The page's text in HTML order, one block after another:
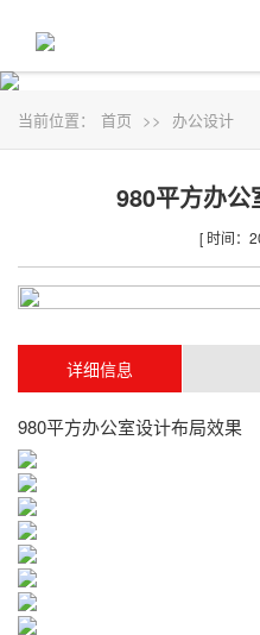
当前位置： 首页 >> 办公设计
980平方办公
[ 时间：
详细信息
980平方办公室设计布局效果